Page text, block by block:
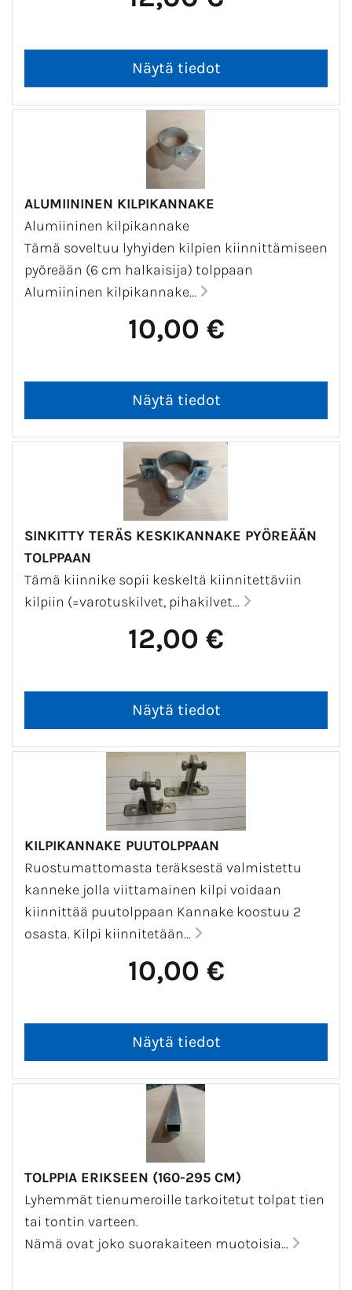
ALUMIININEN KILPIKANNAKE
Alumiininen kilpikannake
Tämä soveltuu lyhyiden kilpien kiinnittämiseen
pyöreään (6 cm halkaisija) tolppaan
Alumiininen kilpikannake...
10,00 €
SINKITTY TERÄS KESKIKANNAKE PYÖREÄÄN
TOLPPAAN
Tämä kiinnike sopii keskeltä kiinnitettäviin
kilpiin (=varotuskilvet, pihakilvet...
12,00 €
KILPIKANNAKE PUUTOLPPAAN
Ruostumattomasta teräksestä valmistettu
kanneke jolla viittamainen kilpi voidaan
kiinnittää puutolppaan Kannake koostuu 2
osasta. Kilpi kiinnitetään...
10,00 €
TOLPPIA ERIKSEEN (160-295 CM)
Lyhemmät tienumeroille tarkoitetut tolpat tien
tai tontin varteen.
Nämä ovat joko suorakaiteen muotoisia...